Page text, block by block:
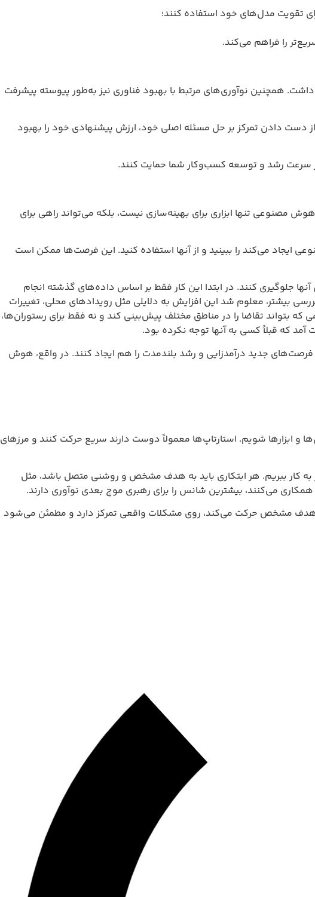
می‌کند.
مرتبط با بهبود فناوری نیز به‌طور پیوسته پیشرفت
بر حل مسئله اصلی خود، ارزش پیشنهادی خود را بهبود
توسعه کسب‌وکار شما حمایت کنند.
ابزاری برای بهینه‌سازی نیست، بلکه می‌تواند راهی برای
را ببینید و از آنها استفاده کنید. این فرصت‌ها ممکن است
کنند. در ابتدا این کار فقط بر اساس داده‌های گذشته انجام
شد این افزایش به دلایلی مثل رویدادهای محلی، تغییرات
را در مناطق مختلف پیش‌بینی کند و نه فقط برای رستوران‌ها،
به آنها توجه نکرده بود.
و رشد بلندمدت را هم ایجاد کنند. در واقع، هوش
استارتاپ‌ها معمولاً دوست دارند سریع حرکت کنند و مرزهای
ابتکاری باید به هدف مشخص و روشنی متصل باشد، مثل
بیشترین شانس را برای رهبری موج بعدی نوآوری دارند.
می‌کند، روی مشکلات واقعی تمرکز دارد و مطمئن می‌شود